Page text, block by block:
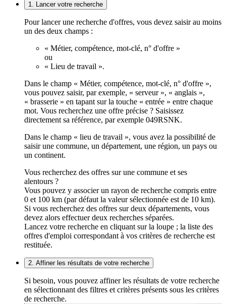
1. Lancer votre recherche
Pour lancer une recherche d'offres, vous devez saisir au moins
un des deux champs :
« Métier, compétence, mot-clé, n° d'offre »
ou
« Lieu de travail ».
Dans le champ « Métier, compétence, mot-clé, n° d'offre »,
vous pouvez saisir, par exemple, « serveur », « anglais »,
« brasserie » en tapant sur la touche « entrée » entre chaque
mot. Vous recherchez une offre précise ? Saisissez
directement sa référence, par exemple 049RSNK.
Dans le champ « lieu de travail », vous avez la possibilité de
saisir une commune, un département, une région, un pays ou
un continent.
Vous recherchez des offres sur une commune et ses
alentours ?
Vous pouvez y associer un rayon de recherche compris entre
0 et 100 km (par défaut la valeur sélectionnée est de 10 km).
Si vous recherchez des offres sur deux départements, vous
devez alors effectuer deux recherches séparées.
Lancez votre recherche en cliquant sur la loupe ; la liste des
offres d'emploi correspondant à vos critères de recherche est
restituée.
2. Affiner les résultats de votre recherche
Si besoin, vous pouvez affiner les résultats de votre recherche
en sélectionnant des filtres et critères présents sous les critères
de recherche.